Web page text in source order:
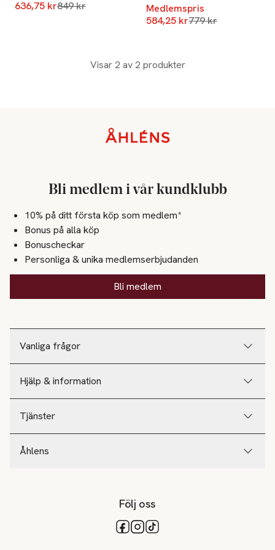
636,75 krLägsta pris 30 dagar
849 kr
Medlemspris
584,25 krLägsta pris 30
779 kr
Visar 2 av 2 produkter
Vanliga frågor
Hjälp & information
Tjänster
Åhlens
Bli medlem i vår kundklubb
10% på ditt första köp som medlem*
Bonus på alla köp
Bonuscheckar
Personliga & unika medlemserbjudanden
Bli medlem
Följ oss